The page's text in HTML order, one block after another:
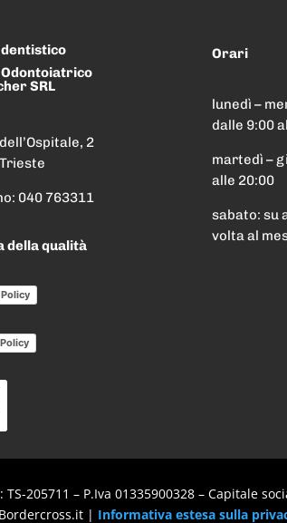
SRL
2
040 763311
della qualità
Orari
lunedì –
dalle 9:00
martedì –
alle 20:00
sabato: su
volta al
205711 – P.Iva 01335900328 – Capitale
| Informativa estesa sulla